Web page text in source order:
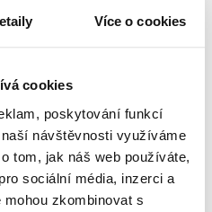
Více o cookies
cookies
poskytování funkcí
návštěvnosti využíváme
tom, jak náš web používáte,
sociální média, inzerci a
zkombinovat s
a v exekucích
na školách, šikanózní
a řešení předlužení, to
bývalý...